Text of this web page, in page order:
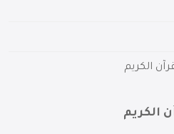
الكريم
الكريم